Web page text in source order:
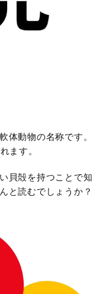
体動物の名称です。
ます。
貝殻を持つことで知
と読むでしょうか？